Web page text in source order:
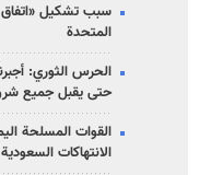
سبب تشكيل «اتفاق
المتحدة
الحرس الثوري:
حتى يقبل جميع
القوات المسلحة
الانتهاكات السعودية